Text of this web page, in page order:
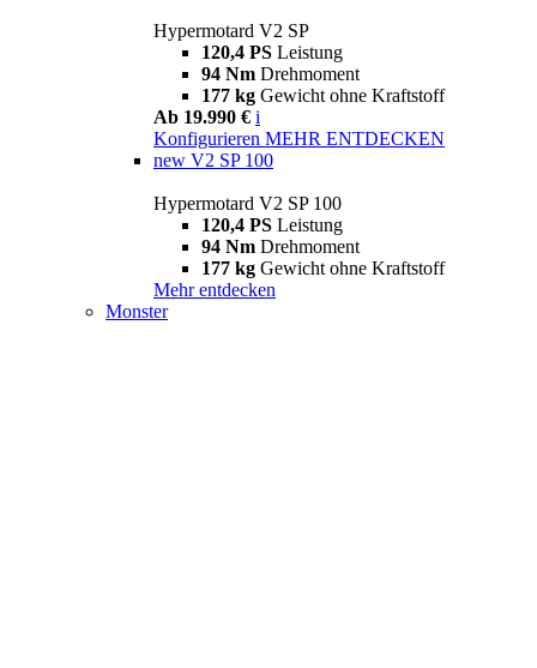
Hypermotard V2 SP
120,4 PS Leistung
94 Nm Drehmoment
177 kg Gewicht ohne Kraftstoff
Ab 19.990 € i
Konfigurieren MEHR ENTDECKEN
new V2 SP 100
Hypermotard V2 SP 100
120,4 PS Leistung
94 Nm Drehmoment
177 kg Gewicht ohne Kraftstoff
Mehr entdecken
Monster